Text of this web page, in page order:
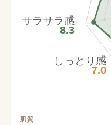
しっとり感
7.0
サラサラ感
8.3
肌質